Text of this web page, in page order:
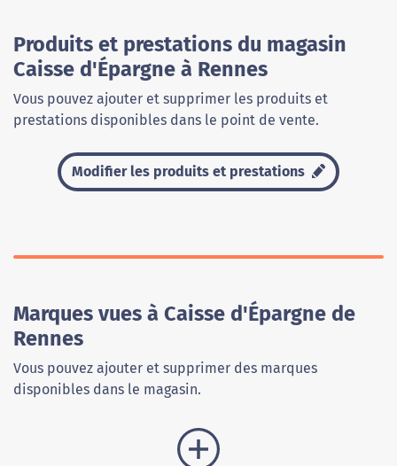
Produits et prestations du magasin
Caisse d'Épargne à Rennes
Vous pouvez ajouter et supprimer les produits et
prestations disponibles dans le point de vente.
Modifier les produits et prestations
Marques vues à Caisse d'Épargne de
Rennes
Vous pouvez ajouter et supprimer des marques
disponibles dans le magasin.